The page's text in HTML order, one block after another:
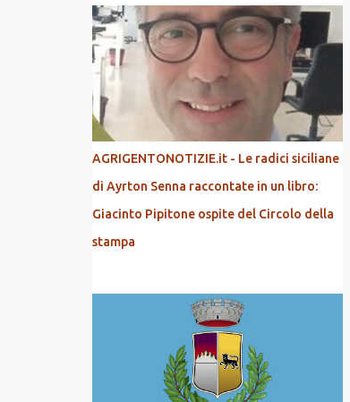
AGRIGENTONOTIZIE.it - Le radici siciliane
di Ayrton Senna raccontate in un libro:
Giacinto Pipitone ospite del Circolo della
stampa